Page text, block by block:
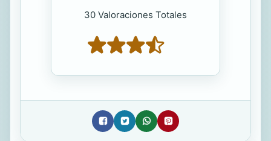
30 Valoraciones Totales